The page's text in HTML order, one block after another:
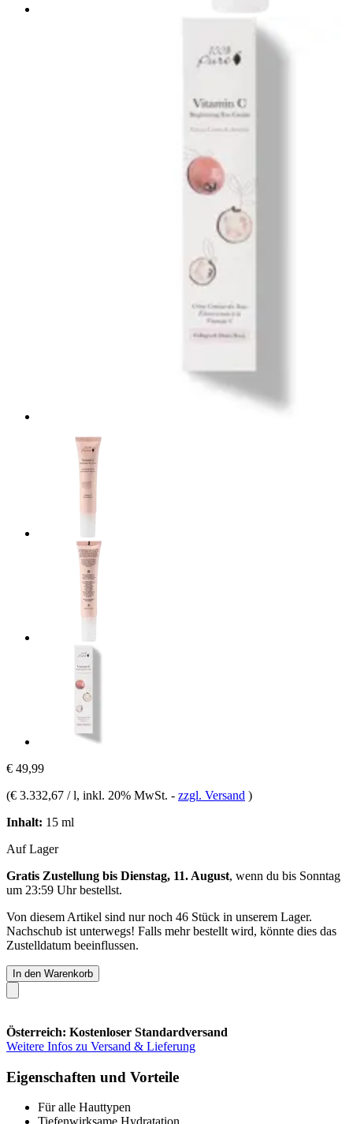
€ 49,99
(€ 3.332,67 / l, inkl. 20% MwSt. - zzgl. Versand )
Inhalt: 15 ml
Auf Lager
Gratis Zustellung bis Dienstag, 11. August, wenn du bis Sonntag
um 23:59 Uhrbestellst.
Von diesem Artikel sind nur noch 46 Stück in unserem Lager.
Nachschub ist unterwegs! Falls mehr bestellt wird, könnte dies das
Zustelldatum beeinflussen.
In den Warenkorb
Österreich: Kostenloser Standardversand
Weitere Infos zu Versand & Lieferung
Eigenschaften und Vorteile
Für alle Hauttypen